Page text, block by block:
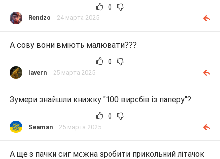
0
Rendzo 24 марта 2025
А сову вони вміють малювати???
0
lavern 25 марта 2025
Зумери знайшли книжку "100 виробів із паперу"?
0
Seaman 25 марта 2025
А ще з пачки сиг можна зробити прикольний літачок